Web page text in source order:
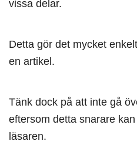
vissa delar.
Detta gör det mycket
en artikel.
Tänk dock på att inte gå
eftersom detta snarare
läsaren.